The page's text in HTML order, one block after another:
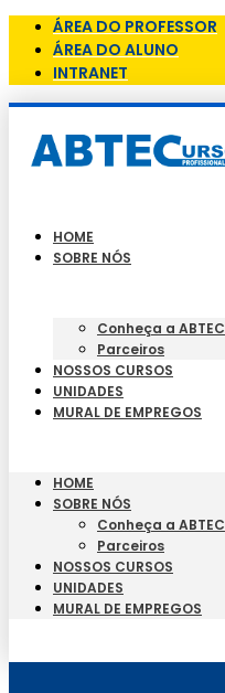
ÁREA DO PROFESSOR
ÁREA DO ALUNO
INTRANET
HOME
SOBRE NÓS
Conheça a ABTEC
Parceiros
NOSSOS CURSOS
UNIDADES
MURAL DE EMPREGOS
HOME
SOBRE NÓS
Conheça a ABTEC
Parceiros
NOSSOS CURSOS
UNIDADES
MURAL DE EMPREGOS